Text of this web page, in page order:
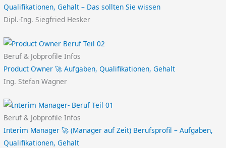
Qualifikationen, Gehalt – Das sollten Sie wissen
Dipl.-Ing. Siegfried Hesker
Beruf & Jobprofile Infos
Product Owner 🚀 Aufgaben, Qualifikationen, Gehalt
Ing. Stefan Wagner
Beruf & Jobprofile Infos
Interim Manager 🚀 (Manager auf Zeit) Berufsprofil – Aufgaben,
Qualifikationen, Gehalt